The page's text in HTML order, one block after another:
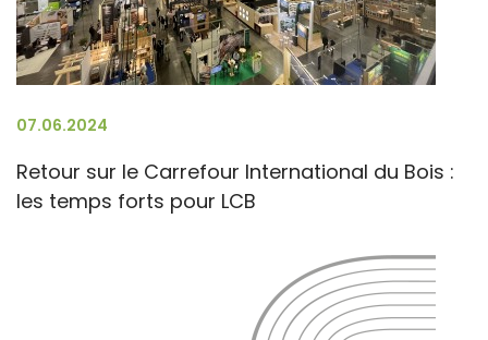
07.06.2024
Retour sur le Carrefour International du Bois :
les temps forts pour LCB